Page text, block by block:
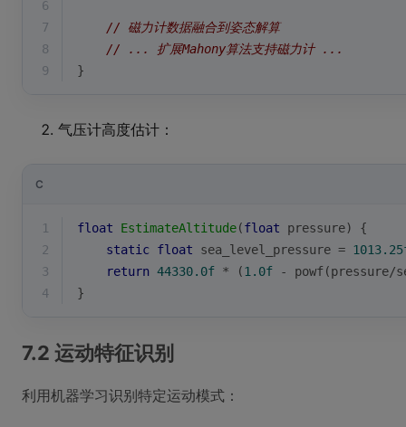
6
7
// 磁力计数据融合到姿态解算
8
// ... 扩展Mahony算法支持磁力计 ...
9
}
气压计高度估计：
C
1 float EstimateAltitude(float pressure)
{
2
static float sea_level_pressure =
3
return 44330.0f * (1.0f - powf(pressure/
4
}
7.2 运动特征识别
利用机器学习识别特定运动模式：